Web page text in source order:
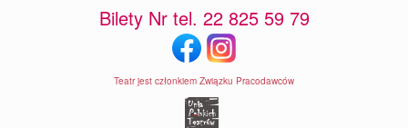
Bilety Nr tel. 22 825 59 79
Teatr jest członkiem Związku Pracodawców